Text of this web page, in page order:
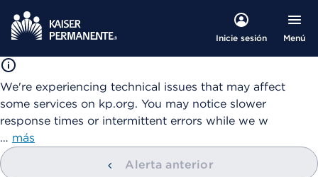
Inicie sesión Menú
We're experiencing technical issues that may affect
some services on kp.org. You may notice slower
response times or intermittent errors while we w
… más
Alerta anterior